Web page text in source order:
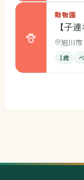
動物園
【子
旭川市
1歳